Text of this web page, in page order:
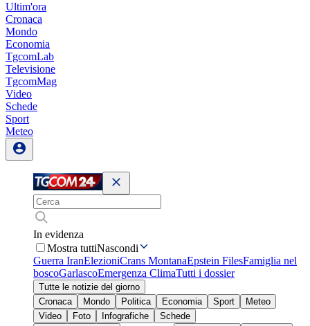
Ultim'ora
Cronaca
Mondo
Economia
TgcomLab
Televisione
TgcomMag
Video
Schede
Sport
Meteo
In evidenza
Mostra tuttiNascondi
Guerra IranElezioniCrans MontanaEpstein FilesFamiglia nel
boscoGarlascoEmergenza ClimaTutti i dossier
Tutte le notizie del giorno
Cronaca
Mondo Politica Economia Sport
Meteo
Video
Foto Infografiche
Schede